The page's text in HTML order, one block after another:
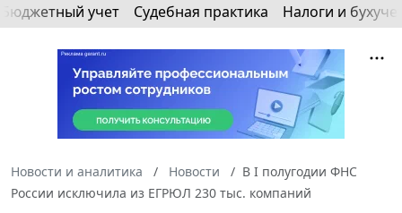
Бюджетный учет Судебная практика Налоги и
Новости и аналитика Новости
В I полугодии ФНС
России исключила из ЕГРЮЛ 230 тыс. компаний